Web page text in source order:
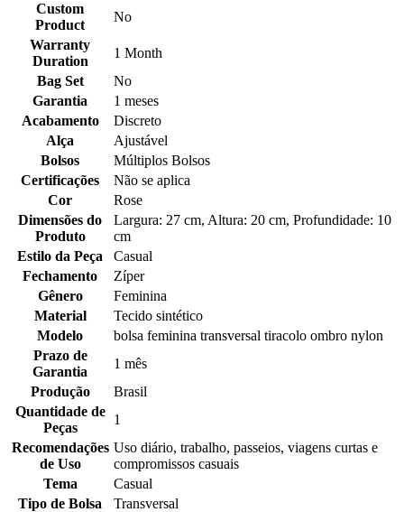
Custom
Product
No
Warranty
Duration
1 Month
Bag Set
No
Garantia
1 meses
Acabamento
Discreto
Alça
Ajustável
Bolsos
Múltiplos Bolsos
Certificações
Não se aplica
Cor
Rose
Dimensões do
Produto
Largura: 27 cm, Altura: 20 cm, Profundidade: 10
cm
Estilo da Peça
Casual
Fechamento
Zíper
Gênero
Feminina
Material
Tecido sintético
Modelo
bolsa feminina transversal tiracolo ombro nylon
Prazo de
Garantia
1 mês
Produção
Brasil
Quantidade de
Peças
1
Recomendações
de Uso
Uso diário, trabalho, passeios, viagens curtas e
compromissos casuais
Tema
Casual
Tipo de Bolsa
Transversal